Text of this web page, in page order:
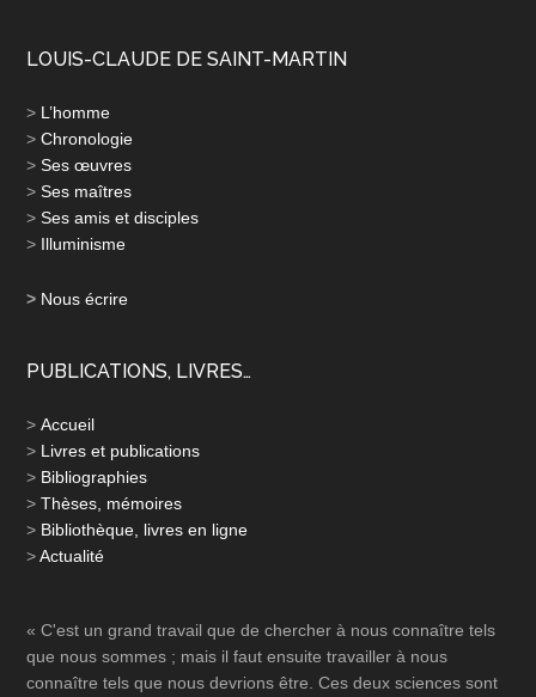
LOUIS-CLAUDE DE SAINT-MARTIN
> L’homme
>Chronologie
>Ses œuvres
>Ses maîtres
>Ses amis et disciples
> Illuminisme
> Nous écrire
PUBLICATIONS, LIVRES…
>Accueil
> Livres et publications
> Bibliographies
>Thèses, mémoires
> Bibliothèque, livres en ligne
>Actualité
« C'est un grand travail que de chercher à nous connaître tels
que nous sommes ; mais il faut ensuite travailler à nous
connaître tels que nous devrions être. Ces deux sciences sont